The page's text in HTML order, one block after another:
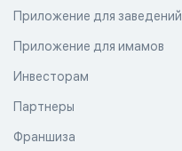
Приложение для заведений
Приложение для имамов
Инвесторам
Партнеры
Франшиза